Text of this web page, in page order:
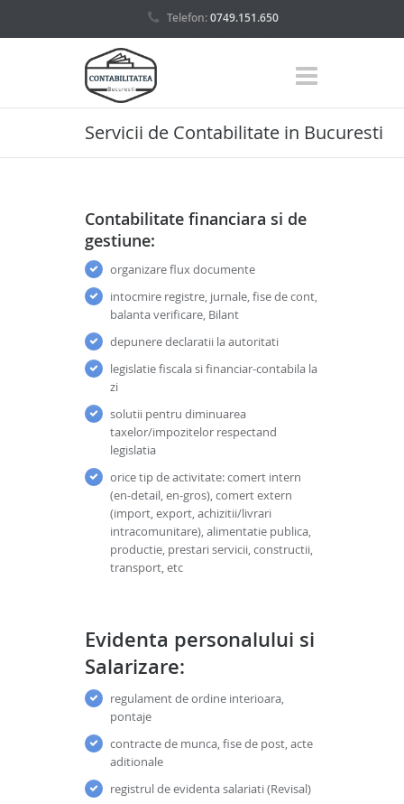
Telefon:0749.151.650
Servicii de Contabilitate in Bucuresti
Contabilitate financiara si de
gestiune:
organizare flux documente
intocmire registre, jurnale, fise de cont,
balanta verificare, Bilant
depunere declaratii la autoritati
legislatie fiscala si financiar-contabila la
zi
solutii pentru diminuarea
taxelor/impozitelor respectand
legislatia
orice tip de activitate: comert intern
(en-detail, en-gros), comert extern
(import, export, achizitii/livrari
intracomunitare), alimentatie publica,
productie, prestari servicii, constructii,
transport, etc
Evidenta personalului si
Salarizare:
regulament de ordine interioara,
pontaje
contracte de munca, fise de post, acte
aditionale
registrul de evidenta salariati (Revisal)